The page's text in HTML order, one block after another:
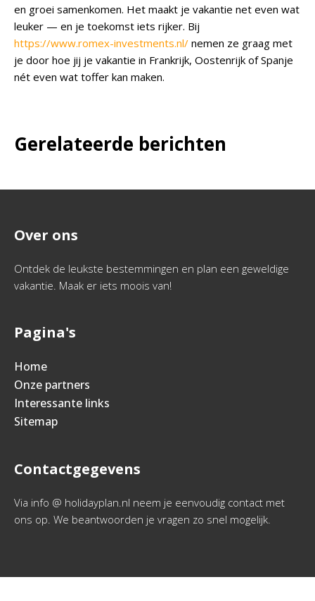
en groei samenkomen. Het maakt je vakantie net even wat
leuker — en je toekomst iets rijker. Bij
https://www.romex-investments.nl/ nemen ze graag met
je door hoe jij je vakantie in Frankrijk, Oostenrijk of Spanje
nét even wat toffer kan maken.
Gerelateerde berichten
Over ons
Ontdek de leukste bestemmingen en plan een geweldige
vakantie. Maak er iets moois van!
Pagina's
Home
Onze partners
Interessante links
Sitemap
Contactgegevens
Via info @ holidayplan.nl neem je eenvoudig contact met
ons op. We beantwoorden je vragen zo snel mogelijk.